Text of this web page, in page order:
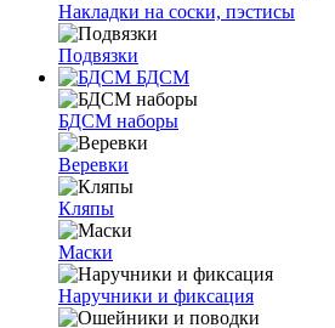
Накладки на соски, пэстисы
Подвязки
БДСМ
БДСМ наборы
Веревки
Кляпы
Маски
Наручники и фиксация